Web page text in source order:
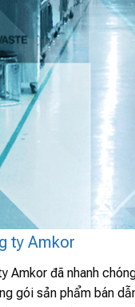
ty Amkor
Amkor đã nhanh
gói sản phẩm bán